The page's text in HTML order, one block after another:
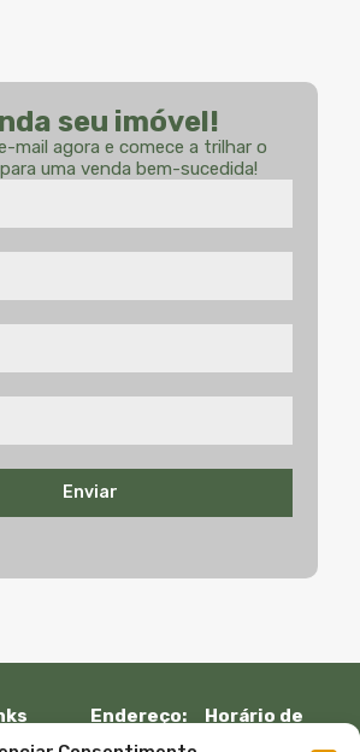
seu imóvel!
mail agora e comece a trilhar o
uma venda bem-sucedida!
Enviar
Endereço:
Horário de